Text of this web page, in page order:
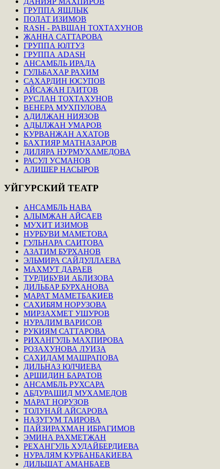
ГРУППА ЯШЛЫК
ПОЛАТ ИЗИМОВ
RASH - РАВШАН ТОХТАХУНОВ
ЖАННА САТТАРОВА
ГРУППА ЮЛТУЗ
ГРУППА ADASH
АНСАМБЛЬ ИРАДА
ГУЛЬБАХАР РАХИМ
САХАРДИН ЮСУПОВ
АЙСАЖАН ГАИТОВ
РУСЛАН ТОХТАХУНОВ
ВЕНЕРА МУХПУЛОВА
АДИЛЖАН НИЯЗОВ
АДЫЛЖАН УМАРОВ
КУРВАНЖАН АХАТОВ
БАХТИЯР МАТНАЗАРОВ
ДИЛЯРА НУРМУХАМЕДОВА
РАСУЛ УСМАНОВ
АЛИШЕР НАСЫРОВ
УЙГУРСКИЙ ТЕАТР
АНСАМБЛЬ НАВА
АЛЫМЖАН АЙСАЕВ
МУХИТ ИЗИМОВ
НУРБУВИ МАМЕТОВА
ГУЛЬНАРА САИТОВА
АЗАТИМ БУРХАНОВ
ЭЛЬМИРА САЙДУЛЛАЕВА
МАХМУТ ДАРАЕВ
ТУРДИБУВИ АБЛИЗОВА
ДИЛЬБАР БУРХАНОВА
МАРАТ МАМЕТБАКИЕВ
САХИБЯМ НОРУЗОВА
МИРЗАХМЕТ УШУРОВ
НУРАЛИМ ВАРИСОВ
РУКИЯМ САТТАРОВА
РИХАНГУЛЬ МАХПИРОВА
РОЗАХУНОВА ЛУИЗА
САХИДАМ МАШРАПОВА
ДИЛЬНАЗ ЮЛЧИЕВА
АРШИДИН БАРАТОВ
АНСАМБЛЬ РУХСАРА
АБДУРАШИД МУХАМЕДОВ
МАРАТ НОРУЗОВ
ТОЛУНАЙ АЙСАРОВА
НАЗУГУМ ТАИРОВА
ПАЙЗИРАХМАН ИБРАГИМОВ
ЭМИНА РАХМЕТЖАН
РЕХАНГУЛЬ ХУДАЙБЕРДИЕВА
НУРАЛЯМ КУРБАНБАКИЕВА
ДИЛЬШАТ АМАНБАЕВ